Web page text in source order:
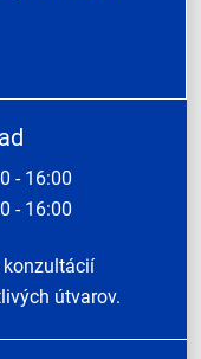
- 16:00
- 16:00
konzultácií
útvarov.